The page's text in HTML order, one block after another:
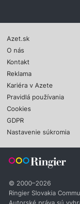
Azet.sk
O nás
Kontakt
Reklama
Kariéra v Azete
Pravidlá používania
Cookies
GDPR
Nastavenie súkromia
© 2000–2026
Ringier Slovakia